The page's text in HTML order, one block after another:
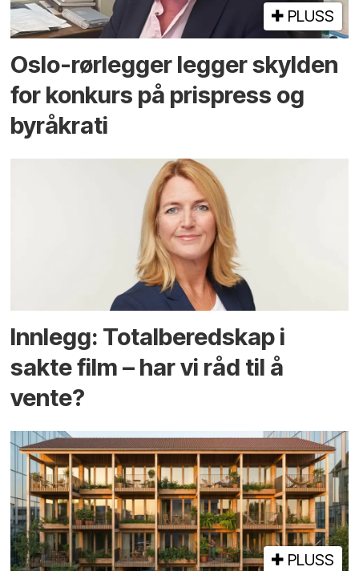
PLUSS
Oslo-rørlegger legger skylden
for konkurs på prispress og
byråkrati
Innlegg: Totalberedskap i
sakte film – har vi råd til å
vente?
PLUSS